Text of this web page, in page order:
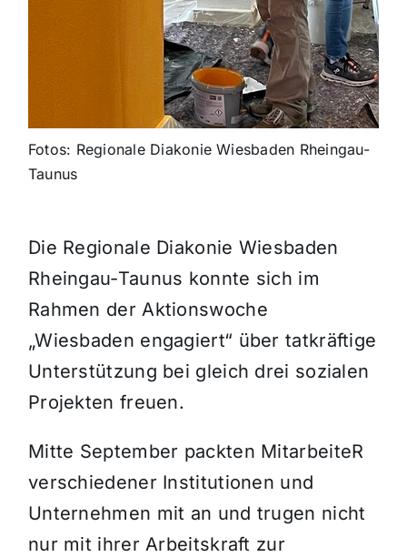
Fotos: Regionale Diakonie Wiesbaden Rheingau-
Taunus
Die Regionale Diakonie Wiesbaden
Rheingau-Taunus konnte sich im
Rahmen der Aktionswoche
„Wiesbaden engagiert“ über tatkräftige
Unterstützung bei gleich drei sozialen
Projekten freuen.
Mitte September packten MitarbeiteR
verschiedener Institutionen und
Unternehmen mit an und trugen nicht
nur mit ihrer Arbeitskraft zur